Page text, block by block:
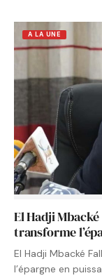
A LA UNE
El Hadji
transforme
El Hadji Mbacké
l’épargne en